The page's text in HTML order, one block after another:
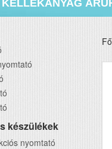
KELLÉKANYAG
készülékek
nyomtató